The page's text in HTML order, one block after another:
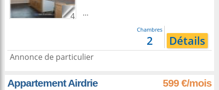
4
...
Chambres
2 Détails
Annonce de particulier
Appartement Airdrie 599 €/mois